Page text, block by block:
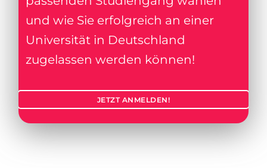
und wie Sie erfolgreich an einer
Universität in Deutschland
zugelassen werden können!
JETZT ANMELDEN!